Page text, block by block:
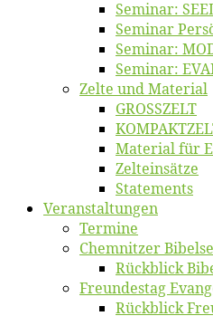
Se­mi­nar:
Se­mi­nar
Se­mi­nar:
Se­mi­nar:
Zel­te und Material
GROSSZELT
Ma­te­ri­al für
Zelt­ein­sät­ze
State­ments
Ver­an­stal­tun­gen
Ter­mi­ne
Chemnit­zer
Rück­blick
Freun­des­tag
Rück­blick